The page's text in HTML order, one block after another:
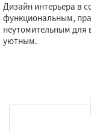
Дизайн интерьера в
функциональным,
неутомительным для
уютным.